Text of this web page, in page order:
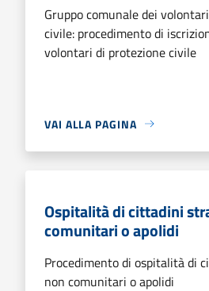
Gruppo comunale dei
civile: procedimento di
volontari di protezione civile
VAI ALLA PAGINA
Ospitalità di cittadini
comunitari o apolidi
Procedimento di ospitalità di
non comunitari o apolidi